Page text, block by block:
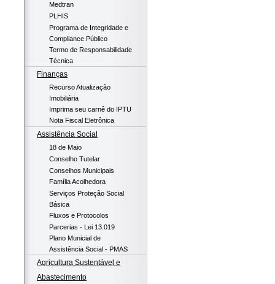
Medtran
PLHIS
Programa de Integridade e
Compliance Público
Termo de Responsabilidade
Técnica
Finanças
Recurso Atualização
Imobiliária
Imprima seu carnê do IPTU
Nota Fiscal Eletrônica
Assistência Social
18 de Maio
Conselho Tutelar
Conselhos Municipais
Família Acolhedora
Serviços Proteção Social
Básica
Fluxos e Protocolos
Parcerias - Lei 13.019
Plano Municial de
Assistência Social - PMAS
Agricultura Sustentável e
Abastecimento